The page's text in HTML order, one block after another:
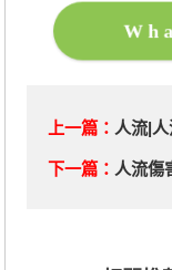
上一篇： 人流|
下一篇： 人流傷